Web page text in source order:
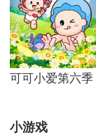
可可小爱第六季
小游戏